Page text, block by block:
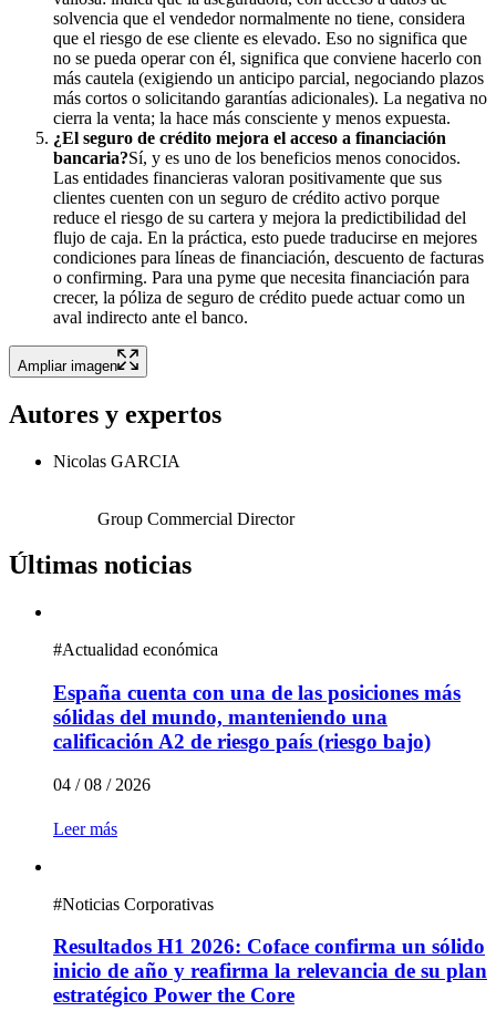
solvencia que el vendedor normalmente no tiene, considera
que el riesgo de ese cliente es elevado. Eso no significa que
no se pueda operar con él, significa que conviene hacerlo con
más cautela (exigiendo un anticipo parcial, negociando plazos
más cortos o solicitando garantías adicionales). La negativa no
cierra la venta; la hace más consciente y menos expuesta.
¿El seguro de crédito mejora el acceso a financiación
bancaria?Sí, y es uno de los beneficios menos conocidos.
Las entidades financieras valoran positivamente que sus
clientes cuenten con un seguro de crédito activo porque
reduce el riesgo de su cartera y mejora la predictibilidad del
flujo de caja. En la práctica, esto puede traducirse en mejores
condiciones para líneas de financiación, descuento de facturas
o confirming. Para una pyme que necesita financiación para
crecer, la póliza de seguro de crédito puede actuar como un
aval indirecto ante el banco.
Ampliar imagen
Autores y expertos
Nicolas GARCIA
Group Commercial Director
Últimas noticias
#Actualidad económica
España cuenta con una de las posiciones más
sólidas del mundo, manteniendo una
calificación A2 de riesgo país (riesgo bajo)
04 / 08 / 2026
Leer más
#Noticias Corporativas
Resultados H1 2026: Coface confirma un sólido
inicio de año y reafirma la relevancia de su plan
estratégico Power the Core